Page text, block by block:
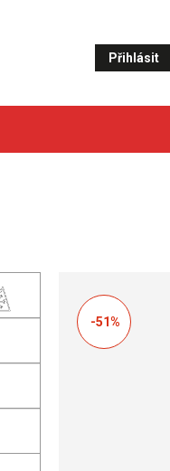
Přihlásit
-51%